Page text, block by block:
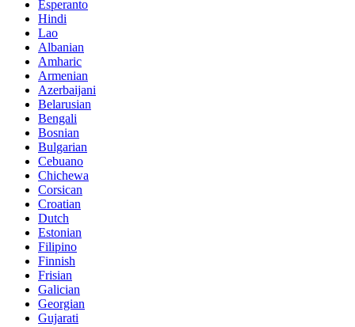
Esperanto
Hindi
Lao
Albanian
Amharic
Armenian
Azerbaijani
Belarusian
Bengali
Bosnian
Bulgarian
Cebuano
Chichewa
Corsican
Croatian
Dutch
Estonian
Filipino
Finnish
Frisian
Galician
Georgian
Gujarati